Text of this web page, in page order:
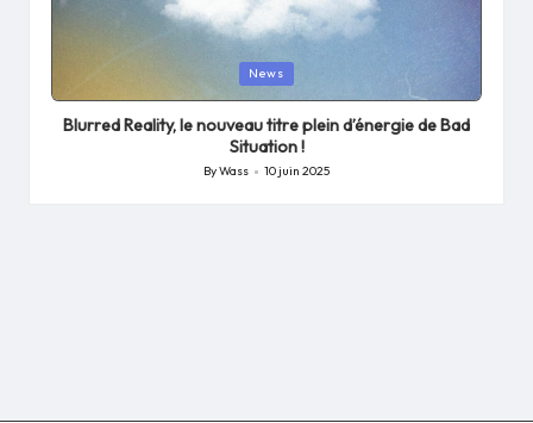
in
News
Blurred Reality, le nouveau titre plein d’énergie de Bad
Situation !
Posted
ByWass 10 juin 2025